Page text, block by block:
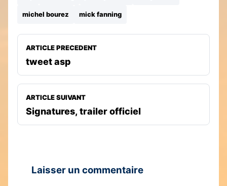
michel bourez mick fanning
ARTICLE PRECEDENT
tweet asp
ARTICLE SUIVANT
Signatures, trailer officiel
Laisser un commentaire